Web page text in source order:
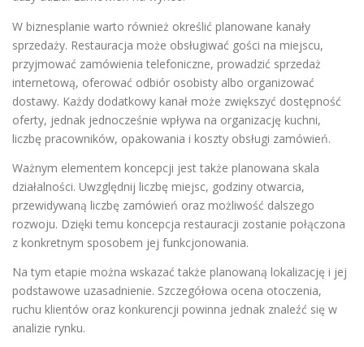
W biznesplanie warto również określić planowane kanały
sprzedaży. Restauracja może obsługiwać gości na miejscu,
przyjmować zamówienia telefoniczne, prowadzić sprzedaż
internetową, oferować odbiór osobisty albo organizować
dostawy. Każdy dodatkowy kanał może zwiększyć dostępność
oferty, jednak jednocześnie wpływa na organizację kuchni,
liczbę pracowników, opakowania i koszty obsługi zamówień.
Ważnym elementem koncepcji jest także planowana skala
działalności. Uwzględnij liczbę miejsc, godziny otwarcia,
przewidywaną liczbę zamówień oraz możliwość dalszego
rozwoju. Dzięki temu koncepcja restauracji zostanie połączona
z konkretnym sposobem jej funkcjonowania.
Na tym etapie można wskazać także planowaną lokalizację i jej
podstawowe uzasadnienie. Szczegółowa ocena otoczenia,
ruchu klientów oraz konkurencji powinna jednak znaleźć się w
analizie rynku.